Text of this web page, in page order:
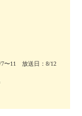
7〜11 放送日：8/12